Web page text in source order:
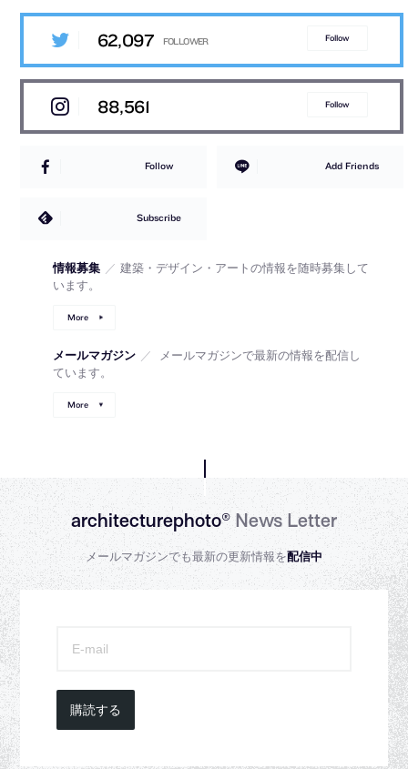
62,097 Follow
88,561 Follow
Follow Add Friends
Subscribe
情報募集 ／ 建築・デザイン・アートの情報を随時募集して
います。
More
メールマガジン ／
メールマガジンで最新の情報を配信し
ています。
More
architecturephoto®News Letter
メールマガジンでも最新の更新情報を配信中
購読する